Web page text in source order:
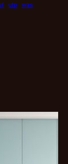
utp was